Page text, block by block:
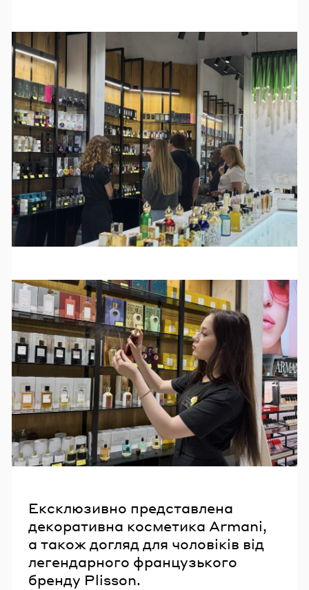
Ексклюзивно представлена
декоративна косметика Armani,
а також догляд для чоловіків від
легендарного французького
бренду Plisson.